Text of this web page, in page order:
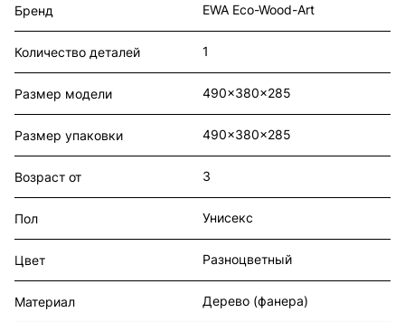
Бренд EWA Eco-Wood-Art
Количество деталей 1
Размер модели 490x380x285
Размер упаковки 490x380x285
Возраст от 3
Пол Унисекс
Цвет Разноцветный
Материал Дерево (фанера)